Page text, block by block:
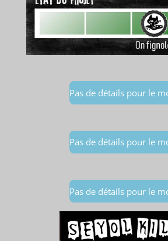
Pas de détails pour le
Pas de détails pour le
Pas de détails pour le